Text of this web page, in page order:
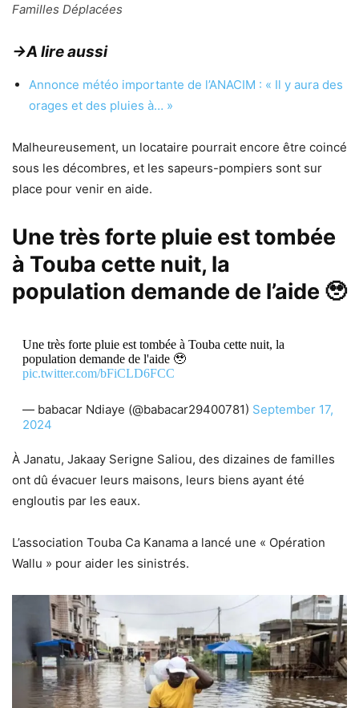
Familles Déplacées
→A lire aussi
Annonce météo importante de l’ANACIM : « Il y aura des
orages et des pluies à… »
Malheureusement, un locataire pourrait encore être coincé
sous les décombres, et les sapeurs-pompiers sont sur
place pour venir en aide.
Une très forte pluie est tombée
à Touba cette nuit, la
population demande de l’aide 🥹
Une très forte pluie est tombée à Touba cette nuit, la
population demande de l'aide 🥹
pic.twitter.com/bFiCLD6FCC
— babacar Ndiaye (@babacar29400781) September 17,
2024
À Janatu, Jakaay Serigne Saliou, des dizaines de familles
ont dû évacuer leurs maisons, leurs biens ayant été
engloutis par les eaux.
L’association Touba Ca Kanama a lancé une « Opération
Wallu » pour aider les sinistrés.